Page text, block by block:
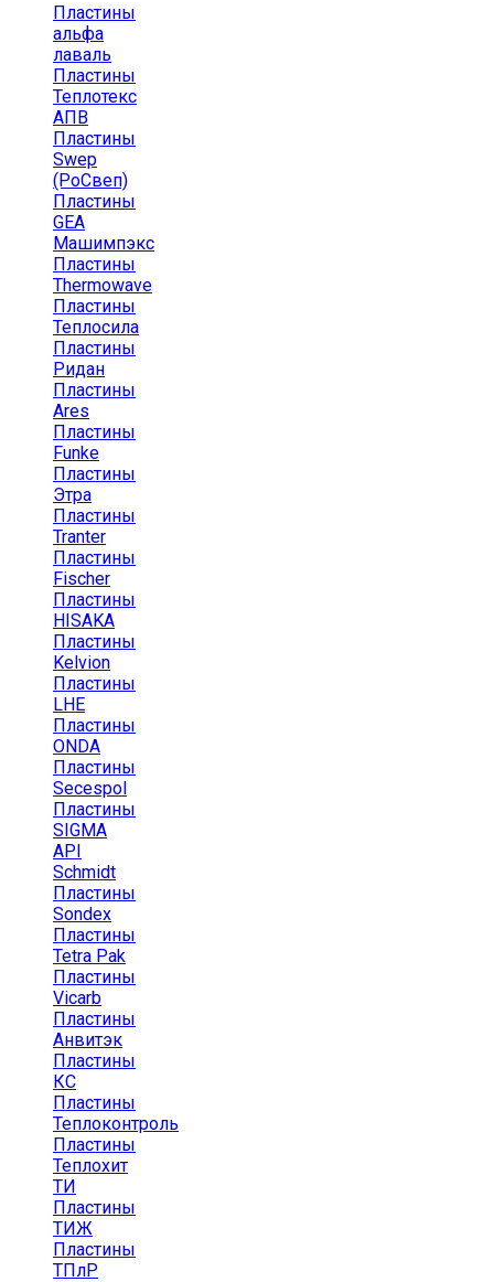
Пластины
альфа
лаваль
Пластины
Теплотекс
АПВ
Пластины
Swep
(РоСвеп)
Пластины
GEA
Машимпэкс
Пластины
Thermowave
Пластины
Теплосила
Пластины
Ридан
Пластины
Ares
Пластины
Funke
Пластины
Этра
Пластины
Tranter
Пластины
Fischer
Пластины
HISAKA
Пластины
Kelvion
Пластины
LHE
Пластины
ONDA
Пластины
Secespol
Пластины
SIGMA
API
Schmidt
Пластины
Sondex
Пластины
Tetra Pak
Пластины
Vicarb
Пластины
Анвитэк
Пластины
КС
Пластины
Теплоконтроль
Пластины
Теплохит
ТИ
Пластины
ТИЖ
Пластины
ТПлР